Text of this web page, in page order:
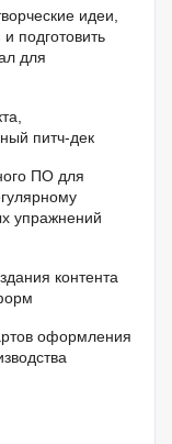
идеи,
подготовить
для
питч-дек
ПО для
упражнений
контента
оформления